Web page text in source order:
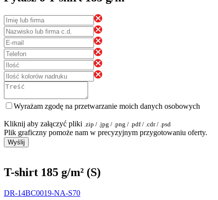
Wyrażam zgodę na przetwarzanie moich danych osobowych
Kliknij aby załączyć pliki .zip / .jpg / .png / .pdf / .cdr / .psd
Plik graficzny pomoże nam w precyzyjnym przygotowaniu oferty.
Wyślij
T-shirt 185 g/m² (S)
DR-14BC0019-NA-S70